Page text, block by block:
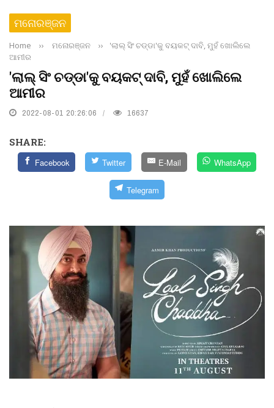
ମନୋରଞ୍ଜନ
Home ›› ମନୋରଞ୍ଜନ ››
'ଲାଲ୍‌ ସିଂ ଚଡ୍ଡା'କୁ ବୟକଟ୍‌ ଦାବି, ମୁହଁ ଖୋଲିଲେ
ଆମୀର
'ଲାଲ୍‌ ସିଂ ଚଡ୍ଡା'କୁ ବୟକଟ୍‌ ଦାବି, ମୁହଁ ଖୋଲିଲେ
ଆମୀର
2022-08-01 20:26:06 16637
SHARE:
Facebook Twitter E-Mail WhatsApp
Telegram